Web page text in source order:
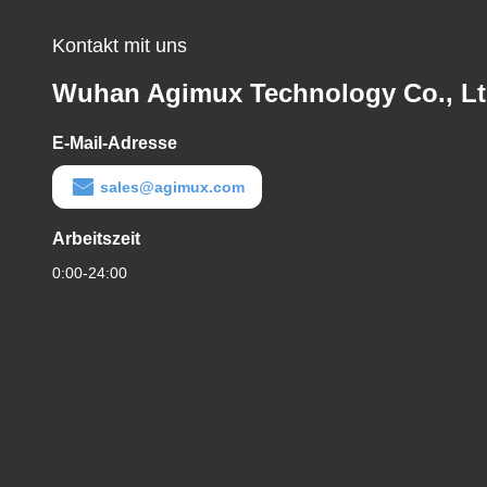
Kontakt mit uns
Wuhan Agimux Technology Co.,
E-Mail-Adresse
sales@agimux.com
Arbeitszeit
0:00-24:00